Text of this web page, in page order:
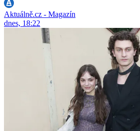
Aktuálně.cz - Magazín
dnes, 18:22